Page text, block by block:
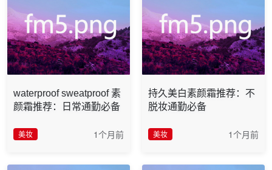
waterproof sweatproof 素
颜霜推荐：日常通勤必备
美妆 1个月前
持久美白素颜霜推荐：不
脱妆通勤必备
美妆 1个月前